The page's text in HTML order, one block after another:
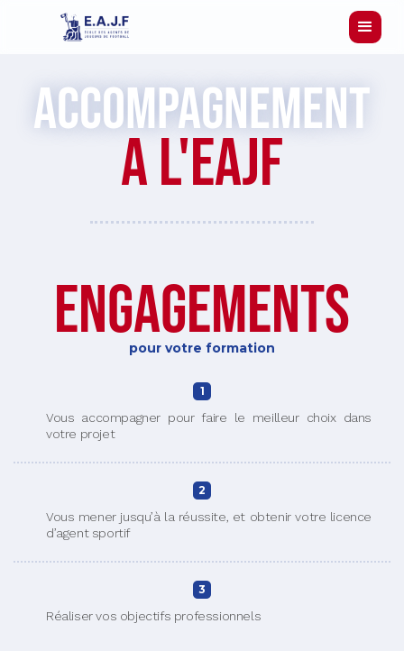
accompagneMENT
a l'eajf
engagements
pour votre formation
1
Vous accompagner pour faire le meilleur choix dans
votre projet
2
Vous mener jusqu’à la réussite, et obtenir votre licence
d’agent sportif
3
Réaliser vos objectifs professionnels